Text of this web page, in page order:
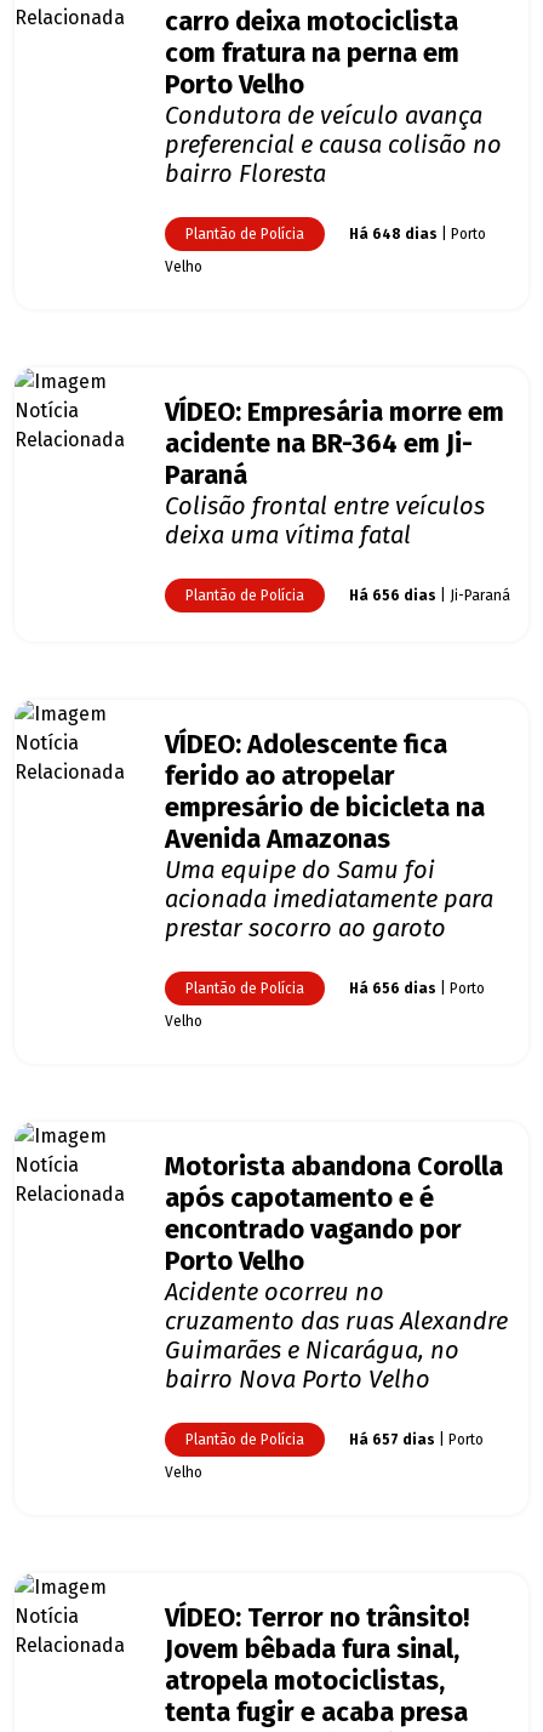
carro deixa motociclista
com fratura na perna em
Porto Velho
Condutora de veículo avança
preferencial e causa colisão no
bairro Floresta
Plantão de Polícia Há 648 dias | Porto
Velho
VÍDEO: Empresária morre em
acidente na BR-364 em Ji-
Paraná
Colisão frontal entre veículos
deixa uma vítima fatal
Plantão de Polícia Há 656 dias | Ji-Paraná
VÍDEO: Adolescente fica
ferido ao atropelar
empresário de bicicleta na
Avenida Amazonas
Uma equipe do Samu foi
acionada imediatamente para
prestar socorro ao garoto
Plantão de Polícia Há 656 dias | Porto
Velho
Motorista abandona Corolla
após capotamento e é
encontrado vagando por
Porto Velho
Acidente ocorreu no
cruzamento das ruas Alexandre
Guimarães e Nicarágua, no
bairro Nova Porto Velho
Plantão de Polícia Há 657 dias | Porto
Velho
VÍDEO: Terror no trânsito!
Jovem bêbada fura sinal,
atropela motociclistas,
tenta fugir e acaba presa